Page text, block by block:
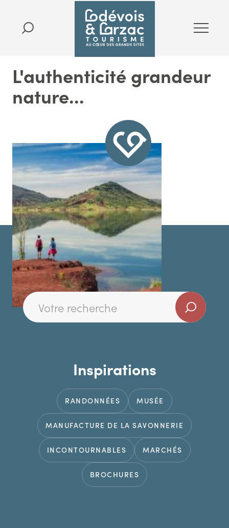
L'authenticité grandeur
nature...
Inspirations
RANDONNÉES MUSÉE
MANUFACTURE DE LA SAVONNERIE
INCONTOURNABLES MARCHÉS
BROCHURES